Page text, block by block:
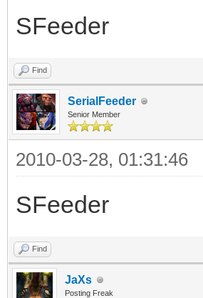
SFeeder
Find
SerialFeeder
Senior Member
2010-03-28, 01:31:46
SFeeder
Find
JaXs
Posting Freak